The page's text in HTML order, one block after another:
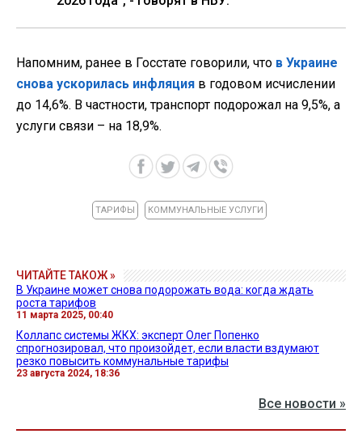
Напомним, ранее в Госстате говорили, что в Украине
снова ускорилась инфляция в годовом исчислении
до 14,6%. В частности, транспорт подорожал на 9,5%, а
услуги связи – на 18,9%.
ТАРИФЫ КОММУНАЛЬНЫЕ УСЛУГИ
ЧИТАЙТЕ ТАКОЖ »
В Украине может снова подорожать вода: когда ждать
роста тарифов
11 марта 2025, 00:40
Коллапс системы ЖКХ: эксперт Олег Попенко
спрогнозировал, что произойдет, если власти вздумают
резко повысить коммунальные тарифы
23 августа 2024, 18:36
Все новости »